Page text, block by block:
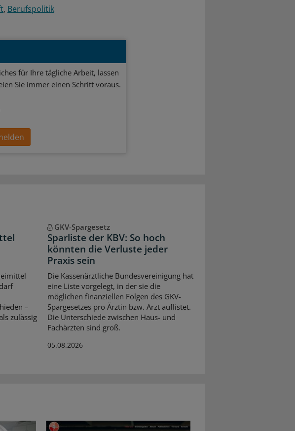
Berufspolitik
für Ihre tägliche Arbeit, lassen
Sie immer einen Schritt voraus.
–
zulässig
GKV-Spargesetz
Sparliste der KBV: So hoch
könnten die Verluste jeder
Praxis sein
Die Kassenärztliche Bundesvereinigung hat
eine Liste vorgelegt, in der sie die
möglichen finanziellen Folgen des GKV-
Spargesetzes pro Ärztin bzw. Arzt auflistet.
Die Unterschiede zwischen Haus- und
Fachärzten sind groß.
05.08.2026